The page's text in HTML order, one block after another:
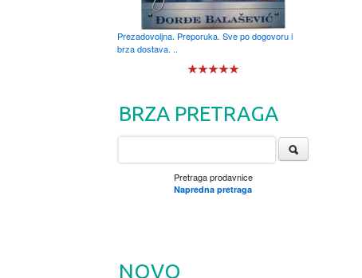
Prezadovoljna. Preporuka. Sve po dogovoru i
brza dostava. ..
BRZA PRETRAGA
Pretraga prodavnice
Napredna pretraga
NOVO